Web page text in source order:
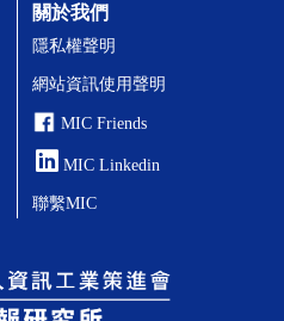
關於我們
隱私權聲明
網站資訊使用聲明
MIC Friends
MIC Linkedin
聯繫MIC